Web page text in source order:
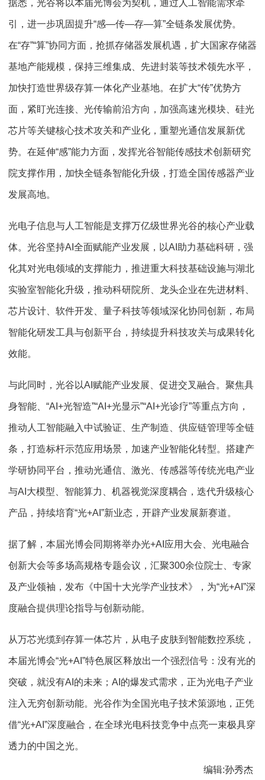
据悉，光谷将以本届光博会为契机，通过人工智能需求牵
引，进一步巩固提升“感—传—存—算”全链条发展优势。
在“存”“算”协同方面，抢抓存储器发展机遇，扩大国家存储器
基地产能规模，保持三维集成、先进封装等技术领先水平，
加快打造世界级存算一体化产业基地。在扩大“传”优势方
面，紧盯光连接、光传输前沿方向，加强高速光模块、硅光
芯片等关键核心技术攻关和产业化，重塑光通信发展新优
势。在延伸“感”能力方面，发挥光谷智能传感技术创新研究
院支撑作用，加快全链条智能化升级，打造全国传感器产业
发展高地。
光电子信息与人工智能是支撑万亿级世界光谷的核心产业载
体。光谷坚持AI全面赋能产业发展，以AI助力基础科研，强
化其对光电领域的支撑能力，推进重大科技基础设施与湖北
实验室智能化升级，推动科研院所、龙头企业在先进材料、
芯片设计、软件开发、量子科技等领域深化协同创新，布局
智能化研发工具与创新平台，持续提升科技攻关与成果转化
效能。
与此同时，光谷以AI赋能产业发展、促进交叉融合。聚焦具
身智能、“AI+光智造”“AI+光显示”“AI+光诊疗”等重点方向，
推动人工智能融入中试验证、生产制造、供应链管理等全链
条，打造标杆示范应用场景，加速产业智能化转型。搭建产
学研协同平台，推动光通信、激光、传感器等传统光电产业
与AI大模型、智能算力、机器视觉深度耦合，迭代升级核心
产品，持续培育“光+AI”新业态，开辟产业发展新赛道。
据了解，本届光博会同期将举办光+AI应用大会、光电融合
创新大会等多场高规格专题会议，汇聚300余位院士、专家
及产业领袖，发布《中国十大光学产业技术》，为“光+AI”深
度融合提供理论指导与创新动能。
从万芯光缆到存算一体芯片，从电子皮肤到智能数控系统，
本届光博会“光+AI”特色展区释放出一个强烈信号：没有光的
突破，就没有AI的未来；AI的爆发式需求，正为光电子产业
注入无穷创新动能。光谷作为全国光电子技术策源地，正凭
借“光+AI”深度融合，在全球光电科技竞争中点亮一束极具穿
透力的中国之光。
编辑:孙秀杰